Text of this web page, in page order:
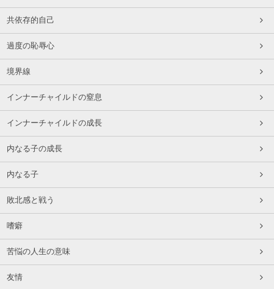
共依存的自己
過度の恥辱心
境界線
インナーチャイルドの窒息
インナーチャイルドの成長
内なる子の成長
内なる子
敗北感と戦う
嗜癖
苦悩の人生の意味
友情